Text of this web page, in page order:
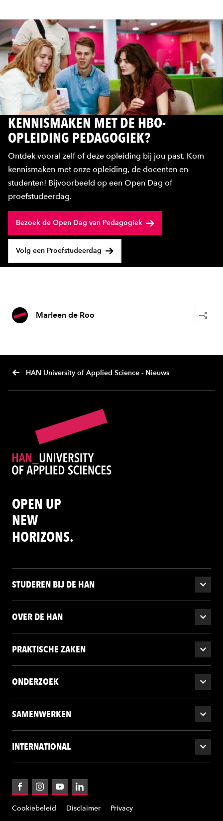
KENNISMAKEN MET DE HBO-
OPLEIDING PEDAGOGIEK?
Ontdek vooral zelf of deze opleiding bij jou past. Kom
kennismaken met onze opleiding, de docenten en
studenten! Bijvoorbeeld op een Open Dag of
proefstudeerdag.
Bezoek de Open Dag van Pedagogiek
Volg een Proefstudeerdag
Marleen de Roo
HAN University of Applied Science - Nieuws
OPEN UP
NEW
HORIZONS.
STUDEREN BIJ DE HAN
OVER DE HAN
PRAKTISCHE ZAKEN
ONDERZOEK
SAMENWERKEN
INTERNATIONAL
FacebookInstagramYouTubeLinkedIn
Cookiebeleid Disclaimer Privacy